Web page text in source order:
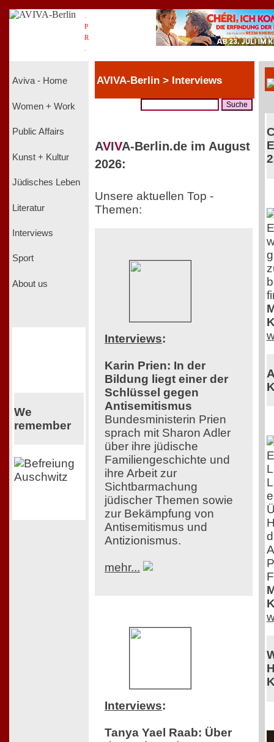
P
R
Aviva - Home
Women + Work
Public Affairs
Kunst + Kultur
Jüdisches Leben
Literatur
Interviews
Sport
About us
We
remember
AVIVA-Berlin > Interviews
AVIVA-Berlin.de im August
2026:
Unsere aktuellen Top -
Themen:
Interviews:
Karin Prien: In der
Bildung liegt einer der
Schlüssel gegen
Antisemitismus
Bundesministerin Prien
sprach mit Sharon Adler
über ihre jüdische
Familiengeschichte und
ihre Arbeit zur
Sichtbarmachung
jüdischer Themen sowie
zur Bekämpfung von
Antisemitismus und
Antizionismus.
mehr...
Interviews:
Tanya Yael Raab: Über